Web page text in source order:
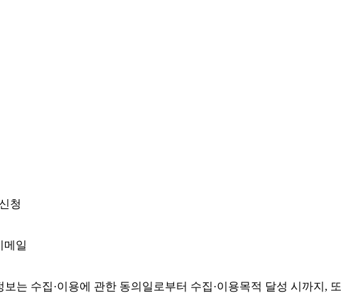
청
메일
보는 수집·이용에 관한 동의일로부터 수집·이용목적 달성 시까지,